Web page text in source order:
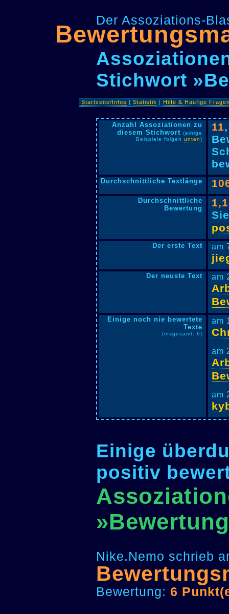
Der Assoziations-
Stichwort
Startseite/Infos |Statistik |Hilfe & Häufige
Anzahl Assoziationen zu
diesem Stichwort (einige
Beispiele folgen unten)
11
Durchschnittliche Textlänge
Durchschnittliche
Bewertung
Der erste Text am
Der neuste Text am
Einige noch nie bewertete
Texte
(insgesamt: 6)
am
am
am
Einige
positiv
Nike.Nemo schrieb
Bewertung: 6